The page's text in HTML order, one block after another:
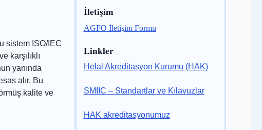
sistem ISO/IEC
karşılıklı
yanında
alır. Bu
kalite ve
İletişim
AGFO İletişim Formu
Linkler
Helal Akreditasyon Kurumu (HAK)
SMIIC – Standartlar ve Kılavuzlar
HAK akreditasyonumuz